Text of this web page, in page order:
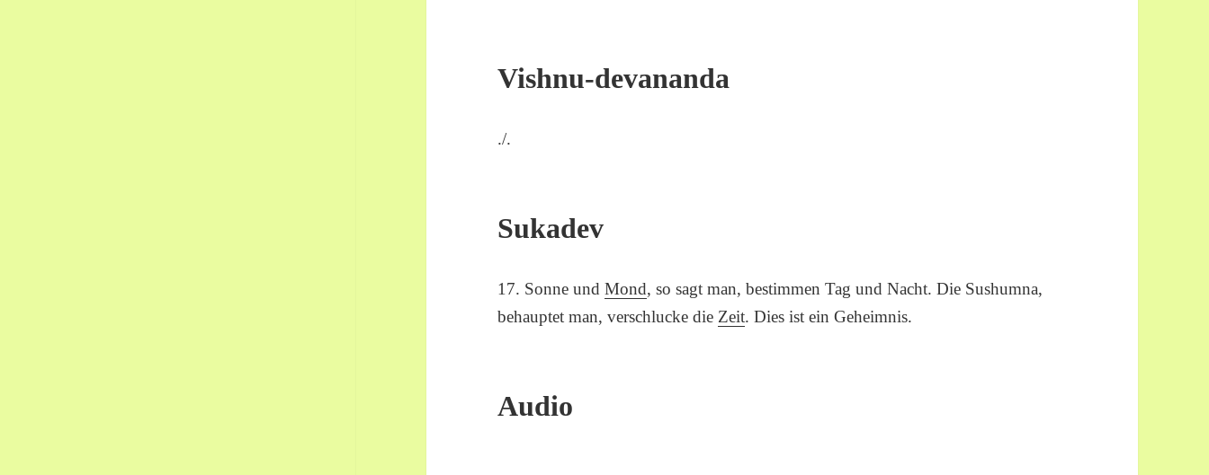
Vishnu-devananda
./.
Sukadev
17. Sonne undMond, so sagt man, bestimmen Tag und Nacht. Die Sushumna,
behauptet man, verschlucke die Zeit. Dies ist ein Geheimnis.
Audio